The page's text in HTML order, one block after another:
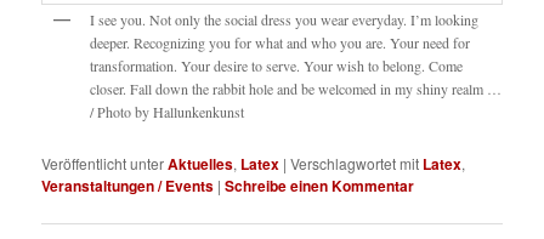
I see you. Not only the social dress you wear everyday. I’m looking
deeper. Recognizing you for what and who you are. Your need for
transformation. Your desire to serve. Your wish to belong. Come
closer. Fall down the rabbit hole and be welcomed in my shiny realm …
/ Photo by Hallunkenkunst
Veröffentlicht unterAktuelles, Latex |Verschlagwortet mit Latex,
Veranstaltungen / Events |Schreibe einen Kommentar